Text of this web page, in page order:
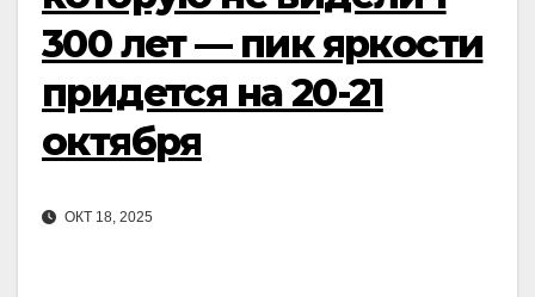
300 лет — пик яркости
придется на 20-21
октября
ОКТ 18, 2025